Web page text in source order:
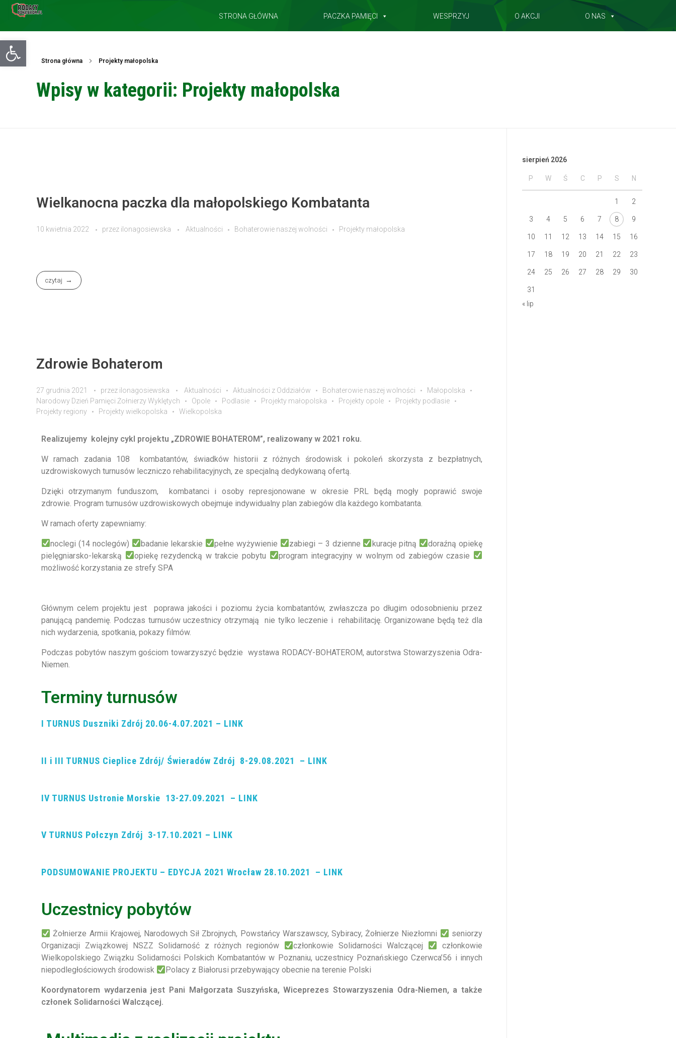
Otwórz pasek narzędzi
STRONA GŁÓWNA PACZKA PAMIĘCI WESPRZYJ O AKCJI O NAS
Strona główna Projekty małopolska
Wpisy w kategorii: Projekty małopolska
Wielkanocna paczka dla małopolskiego Kombatanta
10 kwietnia 2022 przez ilonagosiewska Aktualności Bohaterowie naszej wolności Projekty małopolska
czytaj
Zdrowie Bohaterom
27 grudnia 2021 przez ilonagosiewska Aktualności Aktualności z Oddziałów Bohaterowie naszej wolności
Małopolska
Narodowy Dzień Pamięci Żołnierzy Wyklętych
Opole Podlasie Projekty małopolska Projekty opole
Projekty podlasie
Projekty regiony
Projekty wielkopolska Wielkopolska
Realizujemy kolejny cykl projektu „ZDROWIE BOHATEROM”, realizowany w 2021 roku.
W ramach zadania 108 kombatantów, świadków historii z różnych środowisk i pokoleń skorzysta z bezpłatnych,
uzdrowiskowych turnusów leczniczo rehabilitacyjnych, ze specjalną dedykowaną ofertą.
Dzięki otrzymanym funduszom, kombatanci i osoby represjonowane w okresie PRL będą mogły poprawić swoje
zdrowie. Program turnusów uzdrowiskowych obejmuje indywidualny plan zabiegów dla każdego kombatanta.
W ramach oferty zapewniamy:
noclegi (14 noclegów) badanie lekarskie pełne wyżywienie zabiegi – 3 dzienne kuracje pitną
doraźną opiekę
pielęgniarsko-lekarską
opiekę rezydencką w trakcie pobytu
program integracyjny w wolnym od zabiegów czasie
możliwość korzystania ze strefy SPA
Głównym celem projektu jest poprawa jakości i poziomu życia kombatantów, zwłaszcza po długim odosobnieniu przez
panującą pandemię. Podczas turnusów uczestnicy otrzymają nie tylko leczenie i rehabilitację. Organizowane będą też dla
nich wydarzenia, spotkania, pokazy filmów.
Podczas pobytów naszym gościom towarzyszyć będzie wystawa RODACY-BOHATEROM, autorstwa Stowarzyszenia Odra-
Niemen.
Terminy turnusów
I TURNUS Duszniki Zdrój 20.06-4.07.2021 – LINK
II i III TURNUS Cieplice Zdrój/ Świeradów Zdrój 8-29.08.2021 – LINK
IV TURNUS Ustronie Morskie 13-27.09.2021 – LINK
V TURNUS Połczyn Zdrój 3-17.10.2021 – LINK
PODSUMOWANIE PROJEKTU – EDYCJA 2021 Wrocław 28.10.2021 – LINK
Uczestnicy pobytów
Żołnierze Armii Krajowej, Narodowych Sił Zbrojnych, Powstańcy Warszawscy, Sybiracy, Żołnierze Niezłomni
seniorzy
Organizacji Związkowej NSZZ Solidarność z różnych regionów
członkowie Solidarności Walczącej
członkowie
Wielkopolskiego Związku Solidarności Polskich Kombatantów w Poznaniu, uczestnicy Poznańskiego Czerwca’56 i innych
niepodległościowych środowisk
Polacy z Białorusi przebywający obecnie na terenie Polski
Koordynatorem wydarzenia jest Pani Małgorzata Suszyńska, Wiceprezes Stowarzyszenia Odra-Niemen, a także
członek Solidarności Walczącej.
sierpień 2026
P W Ś C P S N
1 2
3 4 5 6 7 8 9
10 11 12 13 14 15 16
17 18 19 20 21 22 23
24 25 26 27 28 29 30
31
« lip